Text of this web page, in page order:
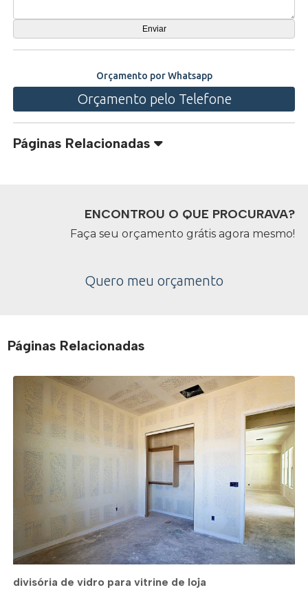
Orçamento por Whatsapp
Orçamento pelo Telefone
Páginas Relacionadas
ENCONTROU O QUE PROCURAVA?
Faça seu orçamento grátis agora mesmo!
Quero meu orçamento
Páginas Relacionadas
divisória de vidro para vitrine de loja